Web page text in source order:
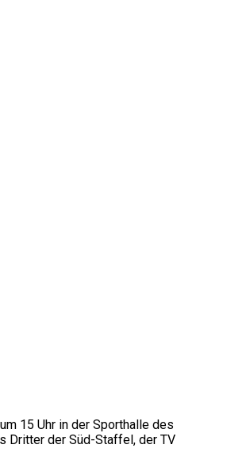
15 Uhr in der Sporthalle des
Dritter der Süd-Staffel, der TV